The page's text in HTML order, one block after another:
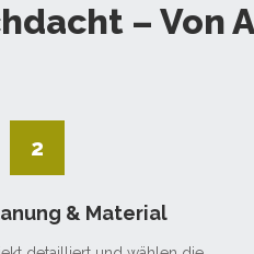
– Von
2
& Material